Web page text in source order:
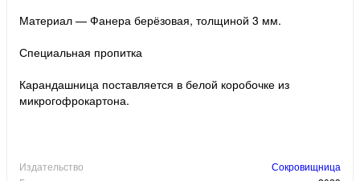
Материал — Фанера берёзовая, толщиной 3 мм.
Специальная пропитка
Карандашница поставляется в белой коробочке из
микрогофрокартона.
Издательство
Сокровищница